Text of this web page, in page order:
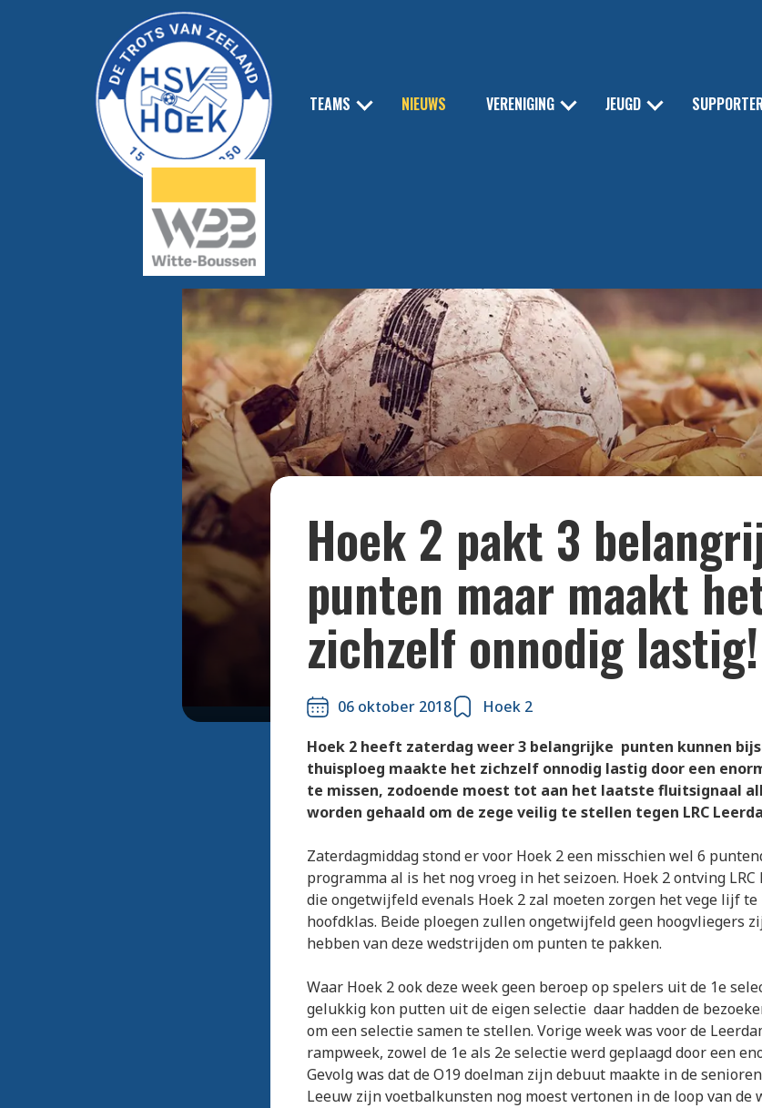
TEAMS NIEUWS VERENIGING JEUGD
Hoek 2 pakt 3
punten maar maakt
zichzelf onnodig lastig!
06 oktober 2018
Hoek 2
Hoek 2 heeft zaterdag weer 3 belangrijke punten kunnen
thuisploeg maakte het zichzelf onnodig lastig door een
te missen, zodoende moest tot aan het laatste fluitsignaal
worden gehaald om de zege veilig te stellen tegen LRC
Zaterdagmiddag stond er voor Hoek 2 een misschien wel 6
programma al is het nog vroeg in het seizoen. Hoek 2 ontving LRC
die ongetwijfeld evenals Hoek 2 zal moeten zorgen het vege lijf
hoofdklas. Beide ploegen zullen ongetwijfeld geen hoogvliegers
hebben van deze wedstrijden om punten te pakken.
Waar Hoek 2 ook deze week geen beroep op spelers uit de 1e
gelukkig kon putten uit de eigen selectie daar hadden de
om een selectie samen te stellen. Vorige week was voor de
rampweek, zowel de 1e als 2e selectie werd geplaagd door een
Gevolg was dat de O19 doelman zijn debuut maakte in de
Leeuw zijn voetbalkunsten nog moest vertonen in de loop van de